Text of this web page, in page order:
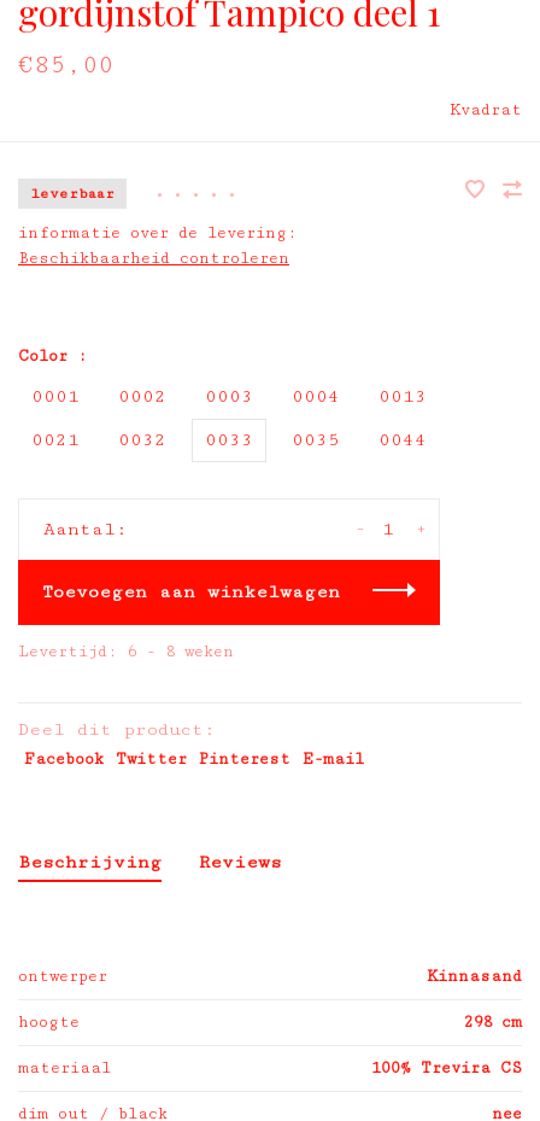
gordijnstof Tampico deel 1
€85,00
Kvadrat
leverbaar • • • • •
informatie over de levering:
Beschikbaarheid controleren
Color :
0001 0002 0003 0004 0013
0021 0032 0033 0035 0044
Aantal: +
-
Toevoegen aan winkelwagen
Levertijd: 6 - 8 weken
Deel dit product:
Facebook Twitter Pinterest E-mail
Beschrijving Reviews
ontwerper Kinnasand
hoogte 298 cm
materiaal 100% Trevira CS
dim out / black
nee